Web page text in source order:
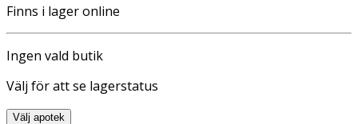
Finns i lager online
Ingen vald butik
Välj för att se lagerstatus
Välj apotek